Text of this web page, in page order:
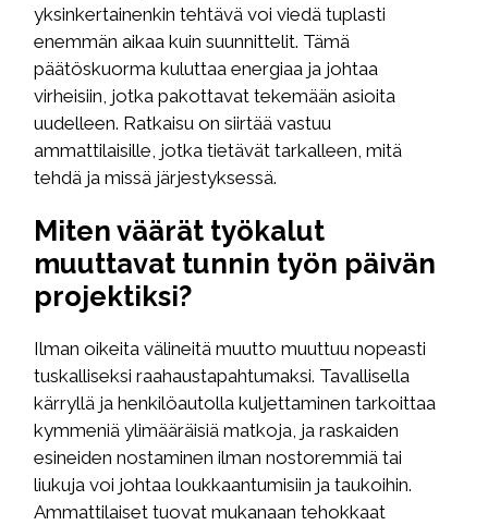
yksinkertainenkin tehtävä voi viedä tuplasti
enemmän aikaa kuin suunnittelit. Tämä
päätöskuorma kuluttaa energiaa ja johtaa
virheisiin, jotka pakottavat tekemään asioita
uudelleen. Ratkaisu on siirtää vastuu
ammattilaisille, jotka tietävät tarkalleen, mitä
tehdä ja missä järjestyksessä.
Miten väärät työkalut
muuttavat tunnin työn päivän
projektiksi?
Ilman oikeita välineitä muutto muuttuu nopeasti
tuskalliseksi raahaustapahtumaksi. Tavallisella
kärryllä ja henkilöautolla kuljettaminen tarkoittaa
kymmeniä ylimääräisiä matkoja, ja raskaiden
esineiden nostaminen ilman nostoremmiä tai
liukuja voi johtaa loukkaantumisiin ja taukoihin.
Ammattilaiset tuovat mukanaan tehokkaat